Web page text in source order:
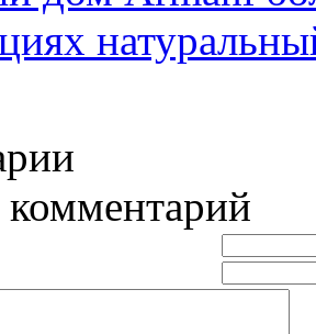
комментарий